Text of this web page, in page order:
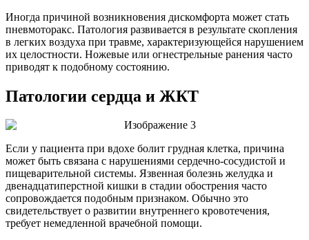
Иногда причиной возникновения дискомфорта может стать
пневмоторакс. Патология развивается в результате скопления
в легких воздуха при травме, характеризующейся нарушением
их целостности. Ножевые или огнестрельные ранения часто
приводят к подобному состоянию.
Патологии сердца и ЖКТ
Если у пациента при вдохе болит грудная клетка, причина
может быть связана с нарушениями сердечно-сосудистой и
пищеварительной системы. Язвенная болезнь желудка и
двенадцатиперстной кишки в стадии обострения часто
сопровождается подобным признаком. Обычно это
свидетельствует о развитии внутреннего кровотечения,
требует немедленной врачебной помощи.